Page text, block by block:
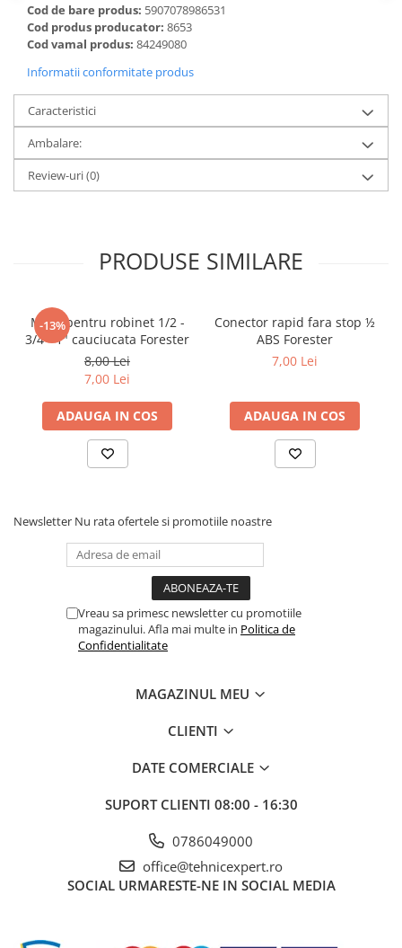
Cod de bare produs: 5907078986531
Cod produs producator: 8653
Cod vamal produs: 84249080
Informatii conformitate produs
Caracteristici
Ambalare:
Review-uri(0)
PRODUSE SIMILARE
-13%
Mufa pentru robinet 1/2 -
3/4 - 1" cauciucata Forester
8,00 Lei
7,00 Lei
ADAUGA IN COS
Conector rapid fara stop ½
ABS Forester
7,00 Lei
ADAUGA IN COS
Newsletter Nu rata ofertele si promotiile noastre
Vreau sa primesc newsletter cu promotiile
magazinului. Afla mai multe in Politica de
Confidentialitate
MAGAZINUL MEU
CLIENTI
DATE COMERCIALE
SUPORT CLIENTI 08:00 - 16:30
0786049000
office@tehnicexpert.ro
SOCIAL URMARESTE-NE IN SOCIAL MEDIA